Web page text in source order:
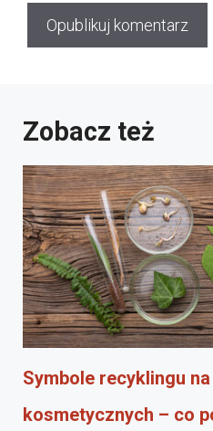
Zobacz też
Symbole recyklingu
kosmetycznych – co